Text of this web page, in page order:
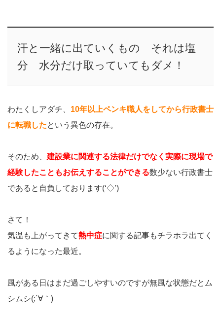
汗と一緒に出ていくもの それは塩
分 水分だけ取っていてもダメ！
わたくしアダチ、 10年以上ペンキ職人をしてから行政書士
に転職したという異色の存在。
そのため、 建設業に関連する法律だけでなく実際に現場で
経験したこともお伝えすることができる数少ない行政書士
であると自負しております(‘◇’)ゞ
さて！
気温も上がってきて熱中症に関する記事もチラホラ出てく
るようになった最近。
風がある日はまだ過ごしやすいのですが無風な状態だとム
シムシ(;´∀｀)